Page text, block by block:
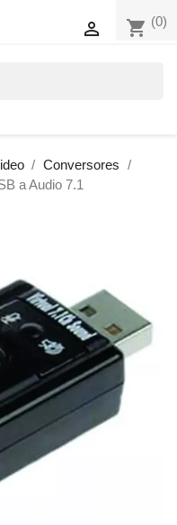
shopping_cart (0)

Conversores
a Audio 7.1